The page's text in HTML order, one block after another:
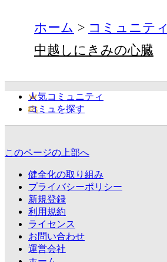
ホーム コミュニティ
中越しにきみの心臓
人気コミュニティ
コミュを探す
このページの上部へ
健全化の取り組み
プライバシーポリシー
新規登録
利用規約
ライセンス
お問い合わせ
運営会社